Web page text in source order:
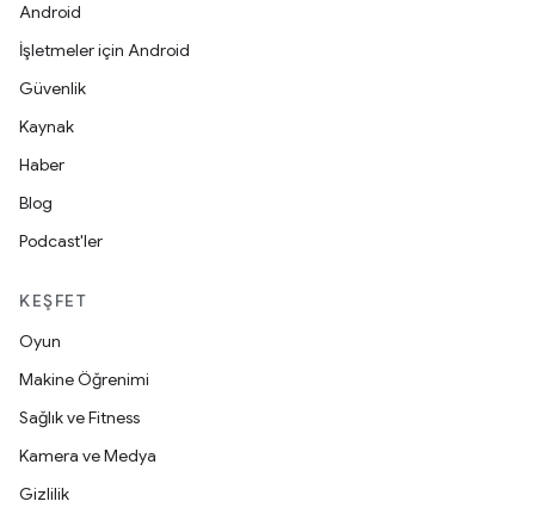
Android
İşletmeler için Android
Güvenlik
Kaynak
Haber
Blog
Podcast'ler
KEŞFET
Oyun
Makine Öğrenimi
Sağlık ve Fitness
Kamera ve Medya
Gizlilik